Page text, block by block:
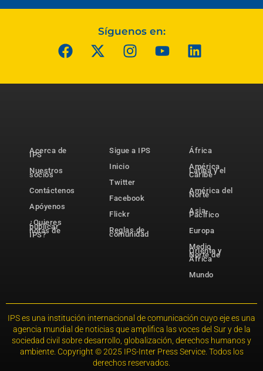
Síguenos en:
Acerca de
IPS
Nuestros
socios
Contáctenos
Apóyenos
¿Quieres
publicar
notas de
IPS?
Sigue a IPS
Inicio
Twitter
Facebook
Flickr
Reglas de
comunidad
África
América
Latina y el
Caribe
América del
Norte
Asia-
Pacífico
Europa
Medio
Oriente y
Norte de
África
Mundo
IPS es una institución internacional de comunicación cuyo eje es una
agencia mundial de noticias que amplifica las voces del Sur y de la
sociedad civil sobre desarrollo, globalización, derechos humanos y
ambiente. Copyright © 2025 IPS-Inter Press Service. Todos los
derechos reservados.